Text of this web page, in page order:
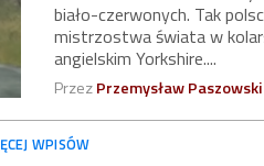
biało-czerwonych. Tak
mistrzostwa świata w
angielskim Yorkshire....
PrzezPrzemysław Paszowski
WPISÓW